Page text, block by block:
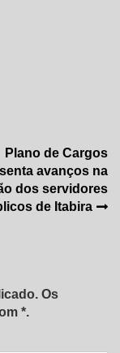
Plano de Cargos
avanços na
dos servidores
de Itabira
Os
*.